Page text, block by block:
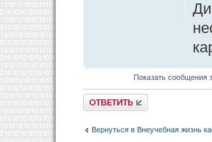
Показать сообщения
Ответить
Вернуться в Внеучебная жизнь